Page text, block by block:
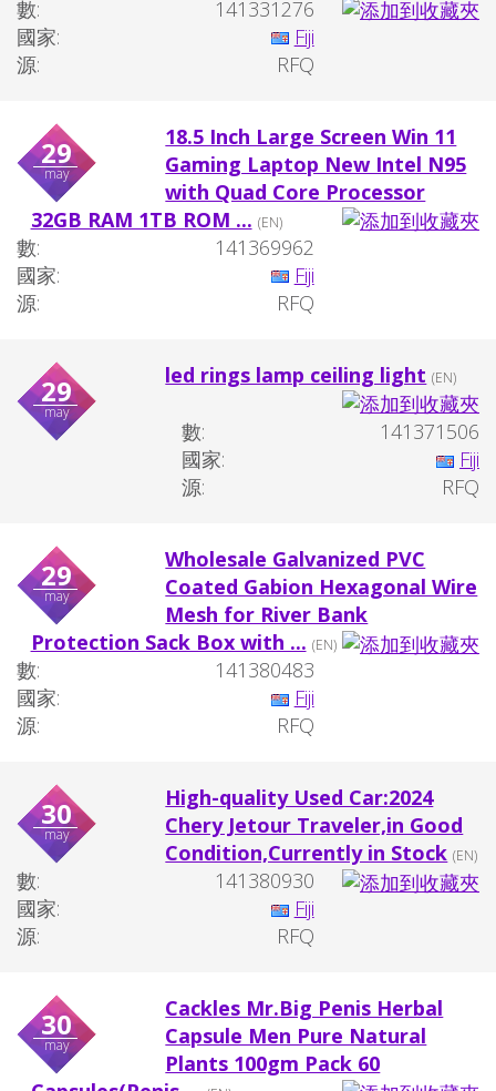
數:
141331276
國家:
Fiji
源:
RFQ
29
may
18.5 Inch Large Screen Win 11
Gaming Laptop New Intel N95
with Quad Core Processor
32GB RAM 1TB ROM ... (EN)
數:
141369962
國家:
Fiji
源:
RFQ
29
may
led rings lamp ceiling light (EN)
數:
141371506
國家:
Fiji
源:
RFQ
29
may
Wholesale Galvanized PVC
Coated Gabion Hexagonal Wire
Mesh for River Bank
Protection Sack Box with ... (EN)
數:
141380483
國家:
Fiji
源:
RFQ
30
may
High-quality Used Car:2024
Chery Jetour Traveler,in Good
Condition,Currently in Stock (EN)
數:
141380930
國家:
Fiji
源:
RFQ
30
may
Cackles Mr.Big Penis Herbal
Capsule Men Pure Natural
Plants 100gm Pack 60